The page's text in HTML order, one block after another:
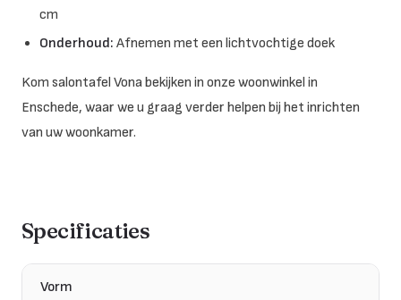
cm
Onderhoud: Afnemen met een lichtvochtige doek
Kom salontafel Vona bekijken in onze woonwinkel in
Enschede, waar we u graag verder helpen bij het inrichten
van uw woonkamer.
Specificaties
Vorm